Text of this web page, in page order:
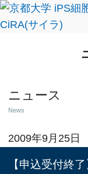
ニュース
News
2009年9月25日
【申込受付終